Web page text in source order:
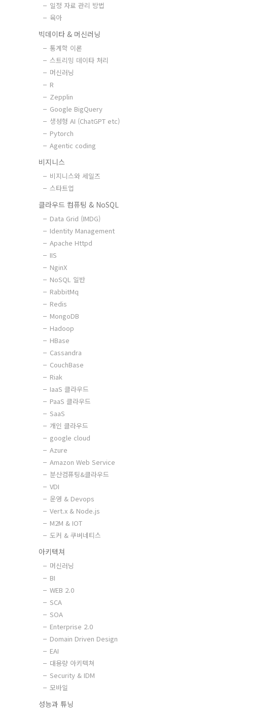
일정 자료 관리 방법
육아
빅데이타 & 머신러닝
통계학 이론
스트리밍 데이타 처리
머신러닝
R
Zepplin
Google BigQuery
생성형 AI (ChatGPT etc)
Pytorch
Agentic coding
비지니스
비지니스와 세일즈
스타트업
클라우드 컴퓨팅 & NoSQL
Data Grid (IMDG)
Identity Management
Apache Httpd
IIS
NginX
NoSQL 일반
RabbitMq
Redis
MongoDB
Hadoop
HBase
Cassandra
CouchBase
Riak
IaaS 클라우드
PaaS 클라우드
SaaS
개인 클라우드
google cloud
Azure
Amazon Web Service
분산컴퓨팅&클라우드
VDI
운영 & Devops
Vert.x & Node.js
M2M & IOT
도커 & 쿠버네티스
아키텍쳐
머신러닝
BI
WEB 2.0
SCA
SOA
Enterprise 2.0
Domain Driven Design
EAI
대용량 아키텍쳐
Security & IDM
모바일
성능과 튜닝